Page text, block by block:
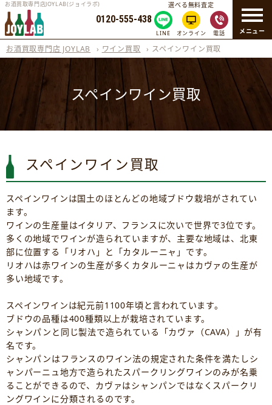
メニュー
お酒買取専門店JOYLAB(ジョイラボ)
0120-555-438
選べる無料査定
LINE オンライン 電話
お酒買取専門店 JOYLAB › ワイン買取 › スペインワイン買取
スペインワイン買取
スペインワイン買取
スペインワインは国土のほとんどの地域ブドウ栽培がされてい
ます。
ワインの生産量はイタリア、フランスに次いで世界で3位です。
多くの地域でワインが造られていますが、主要な地域は、北東
部に位置する「リオハ」と「カタルーニャ」です。
リオハは赤ワインの生産が多くカタルーニャはカヴァの生産が
多い地域です。
スペインワインは紀元前1100年頃と言われています。
ブドウの品種は400種類以上が栽培されています。
シャンパンと同じ製法で造られている「カヴァ（CAVA）」が有
名です。
シャンパンはフランスのワイン法の規定された条件を満たしシ
ャンパーニュ地方で造られたスパークリングワインのみが名乗
ることができるので、カヴァはシャンパンではなくスパークリ
ングワインに分類されるのです。